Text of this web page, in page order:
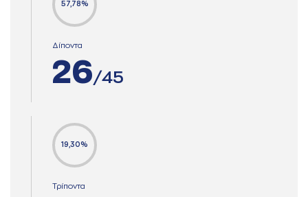
57,78%
Δίποντα
26/45
19,30%
Τρίποντα